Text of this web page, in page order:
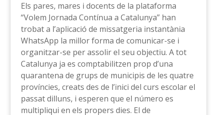
Els pares, mares i docents de la plataforma
“Volem Jornada Contínua a Catalunya” han
trobat a l’aplicació de missatgeria instantània
WhatsApp la millor forma de comunicar-se i
organitzar-se per assolir el seu objectiu. A tot
Catalunya ja es comptabilitzen prop d’una
quarantena de grups de municipis de les quatre
províncies, creats des de l’inici del curs escolar el
passat dilluns, i esperen que el número es
multipliqui en els propers dies. El de